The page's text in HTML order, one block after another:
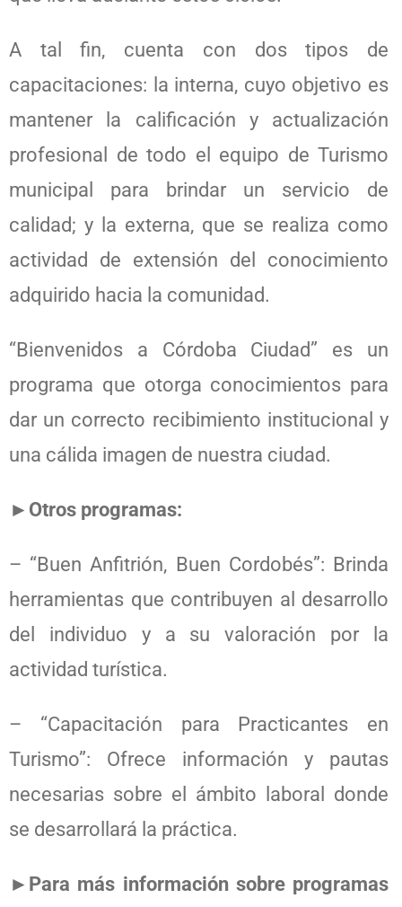
A tal fin, cuenta con dos tipos de
capacitaciones: la interna, cuyo objetivo es
mantener la calificación y actualización
profesional de todo el equipo de Turismo
municipal para brindar un servicio de
calidad; y la externa, que se realiza como
actividad de extensión del conocimiento
adquirido hacia la comunidad.
“Bienvenidos a Córdoba Ciudad” es un
programa que otorga conocimientos para
dar un correcto recibimiento institucional y
una cálida imagen de nuestra ciudad.
►Otros programas:
– “Buen Anfitrión, Buen Cordobés”: Brinda
herramientas que contribuyen al desarrollo
del individuo y a su valoración por la
actividad turística.
– “Capacitación para Practicantes en
Turismo”: Ofrece información y pautas
necesarias sobre el ámbito laboral donde
se desarrollará la práctica.
►Para más información sobre programas